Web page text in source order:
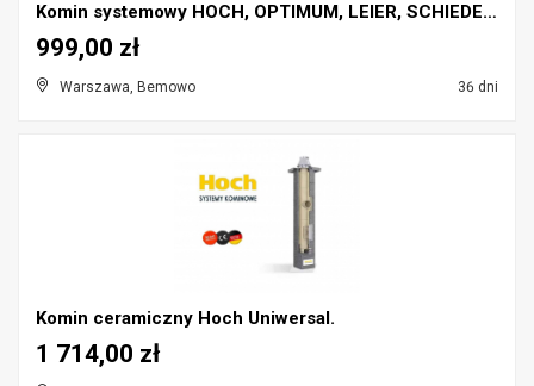
Komin systemowy HOCH, OPTIMUM, LEIER, SCHIEDEL, PR...
Warszawa, Bemowo 36 dni
999,00 zł
Komin ceramiczny Hoch Uniwersal.
1 714,00 zł